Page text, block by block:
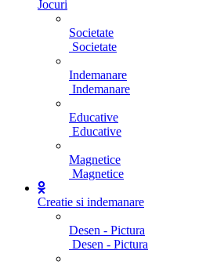
Jocuri
Societate
Societate
Indemanare
Indemanare
Educative
Educative
Magnetice
Magnetice
Creatie si indemanare
Desen - Pictura
Desen - Pictura